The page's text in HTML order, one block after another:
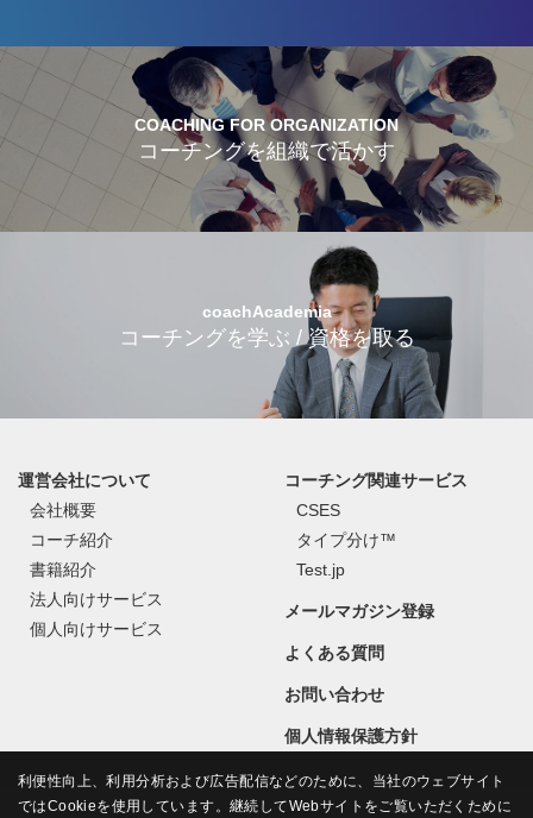
COACHING FOR ORGANIZATION
コーチングを組織で活かす
coachAcademia
コーチングを学ぶ / 資格を取る
運営会社について
会社概要
コーチ紹介
書籍紹介
法人向けサービス
個人向けサービス
コーチング関連サービス
CSES
タイプ分け™
Test.jp
メールマガジン登録
よくある質問
お問い合わせ
個人情報保護方針
利便性向上、利用分析および広告配信などのために、当社のウェブサイト
ではCookieを使用しています。継続してWebサイトをご覧いただくために